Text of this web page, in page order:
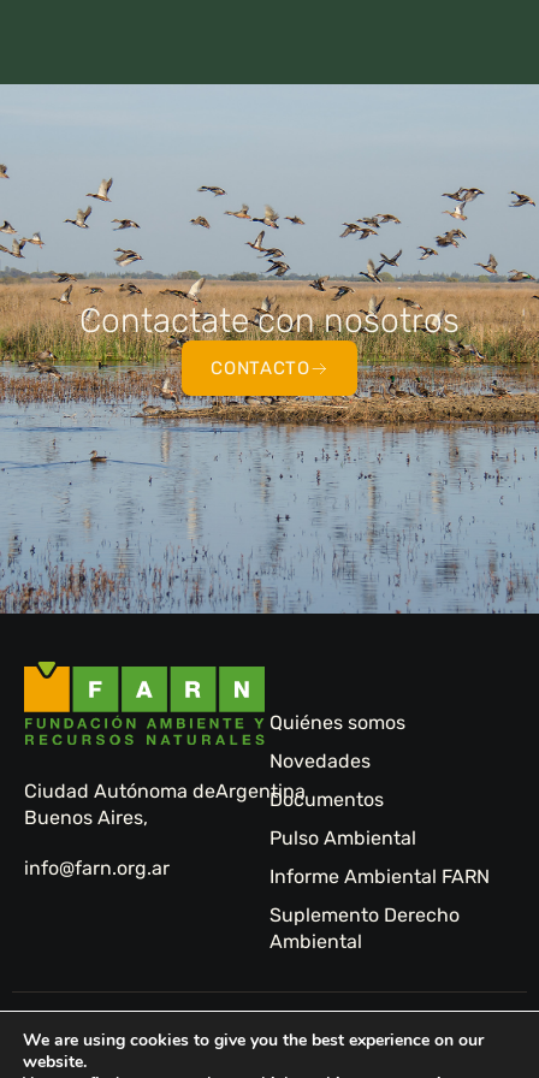
Contactate con nosotros
CONTACTO
Ciudad Autónoma de
Buenos Aires,
Argentina
info@farn.org.ar
Quiénes somos
Novedades
Documentos
Pulso Ambiental
Informe Ambiental FARN
Suplemento Derecho
Ambiental
© 2024 FARN -
Sitio
We are using cookies to give you the best experience on our
website.